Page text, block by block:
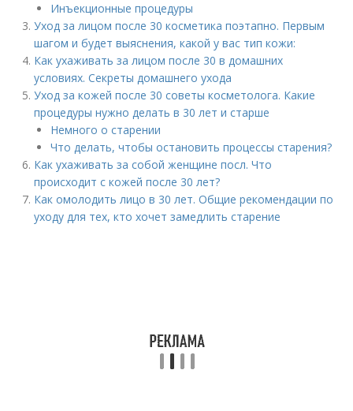
Инъекционные процедуры
Уход за лицом после 30 косметика поэтапно. Первым
шагом и будет выяснения, какой у вас тип кожи:
Как ухаживать за лицом после 30 в домашних
условиях. Секреты домашнего ухода
Уход за кожей после 30 советы косметолога. Какие
процедуры нужно делать в 30 лет и старше
Немного о старении
Что делать, чтобы остановить процессы старения?
Как ухаживать за собой женщине посл. Что
происходит с кожей после 30 лет?
Как омолодить лицо в 30 лет. Общие рекомендации по
уходу для тех, кто хочет замедлить старение